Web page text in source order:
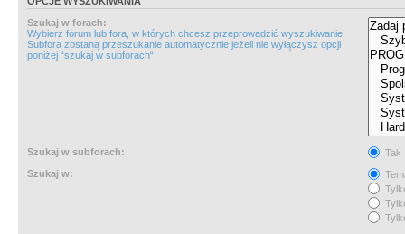
Szukaj w forach:
Wybierz forum lub fora, w których chcesz przeprowadzić wyszukiwanie.
Subfora zostaną przeszukanie automatycznie jeżeli nie wyłączysz opcji
poniżej “szukaj w subforach“.
Szukaj w subforach:
Tak
Szukaj w: